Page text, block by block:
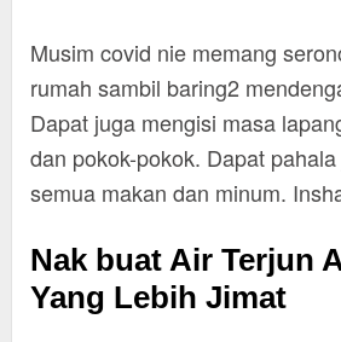
Musim covid nie memang
rumah sambil baring2
Dapat juga mengisi masa
dan pokok-pokok. Dapat
semua makan dan minum.
Nak buat Air Terjun
Yang Lebih Jimat